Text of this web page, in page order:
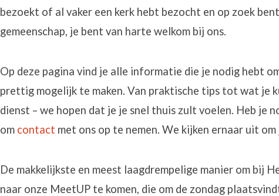
Eerste
bezoek
bezoekt of al vaker een kerk hebt bezocht en op zoek
gemeenschap, je bent van harte welkom bij ons.
Op deze pagina vind je alle informatie die je nodig hebt
prettig mogelijk te maken. Van praktische tips tot wat je
dienst – we hopen dat je je snel thuis zult voelen. Heb je
om contact met ons op te nemen. We kijken ernaar uit
De makkelijkste en meest laagdrempelige manier om bij
naar onze MeetUP te komen, die om de zondag